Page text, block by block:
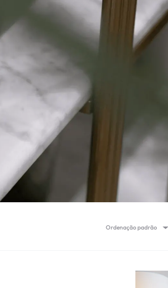
Ordenação padrão